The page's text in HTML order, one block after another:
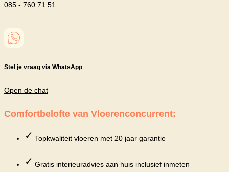
085 - 760 71 51
Stel je vraag via WhatsApp
Open de chat
Comfortbelofte van Vloerenconcurrent:
✓ Topkwaliteit vloeren met 20 jaar garantie
✓ Gratis interieuradvies aan huis inclusief inmeten